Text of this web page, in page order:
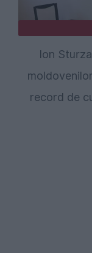
Ion
record de